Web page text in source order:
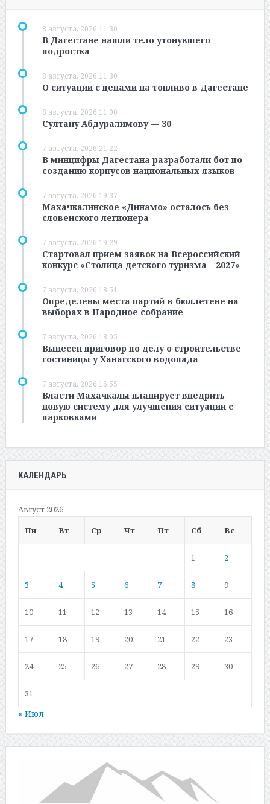
8 августа, 2026 11:30
В Дагестане нашли тело утонувшего
подростка
8 августа, 2026 11:30
О ситуации с ценами на топливо в Дагестане
8 августа, 2026 11:00
Султану Абдуралимову — 30
7 августа, 2026 21:22
В минцифры Дагестана разработали бот по
созданию корпусов национальных языков
7 августа, 2026 19:37
Махачкалинское «Динамо» осталось без
словенского легионера
7 августа, 2026 19:29
Стартовал прием заявок на Всероссийский
конкурс «Столица детского туризма – 2027»
7 августа, 2026 18:51
Определены места партий в бюллетене на
выборах в Народное собрание
7 августа, 2026 18:05
Вынесен приговор по делу о строительстве
гостиницы у Ханагского водопада
7 августа, 2026 16:55
Власти Махачкалы планирует внедрить
новую систему для улучшения ситуации с
парковками
КАЛЕНДАРЬ
Август 2026
Пн
Вт Ср Чт Пт Сб Вс
1 2
3 4 5 6 7 8 9
10 11 12 13 14 15 16
17 18 19 20 21 22 23
24 25 26 27 28 29 30
31
« Июл